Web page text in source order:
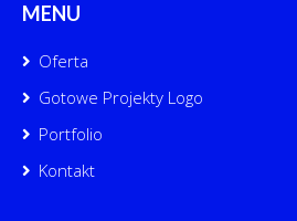
MENU
Oferta
Gotowe Projekty Logo
Portfolio
Kontakt